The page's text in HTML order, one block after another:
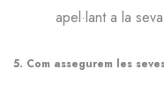
apel·lant a la
5. Com assegurem les